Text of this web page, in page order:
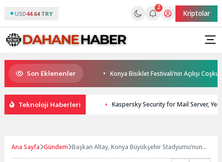
USD44.64 TRY
2
Kriptolar
Son Eklenenler
uygun bir tedavi değil! Konya Bisiklet Festivali’nin Açılışı Coşkuyla
Teknoloji Haberleri Kaspersky Security for Mail Server,
Ana Sayfa Gündem Başkan Altay, Konya Büyükşehir Stadyumu’nun